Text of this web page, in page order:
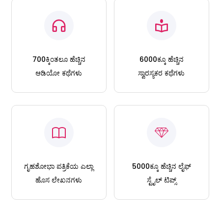
700ಕ್ಕಿಂತಲೂ ಹೆಚ್ಚಿನ
ಆಡಿಯೋ ಕಥೆಗಳು
6000ಕ್ಕೂ ಹೆಚ್ಚಿನ
ಸ್ವಾರಸ್ಯಕರ ಕಥೆಗಳು
ಗೃಹಶೋಭಾ ಪತ್ರಿಕೆಯ ಎಲ್ಲಾ
ಹೊಸ ಲೇಖನಗಳು
5000ಕ್ಕೂ ಹೆಚ್ಚಿನ ಲೈಫ್
ಸ್ಟೈಲ್ ಟಿಪ್ಸ್